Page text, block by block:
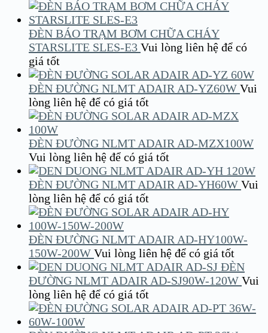
ĐÈN BÁO TRẠM BƠM CHỮA CHÁY
STARSLITE SLES-E3 Vui lòng liên hệ để có
giá tốt
ĐÈN ĐƯỜNG NLMT ADAIR AD-YZ60W Vui
lòng liên hệ để có giá tốt
ĐÈN ĐƯỜNG NLMT ADAIR AD-MZX100W
Vui lòng liên hệ để có giá tốt
ĐÈN ĐƯỜNG NLMT ADAIR AD-YH60W Vui
lòng liên hệ để có giá tốt
ĐÈN ĐƯỜNG NLMT ADAIR AD-HY100W-
150W-200W Vui lòng liên hệ để có giá tốt
ĐÈN
ĐƯỜNG NLMT ADAIR AD-SJ90W-120W Vui
lòng liên hệ để có giá tốt